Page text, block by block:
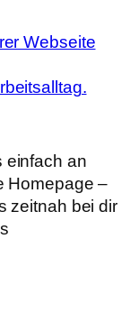
Webseite
einfach an
Homepage –
zeitnah bei dir